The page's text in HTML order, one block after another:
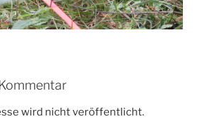
wird nicht veröffentlicht.